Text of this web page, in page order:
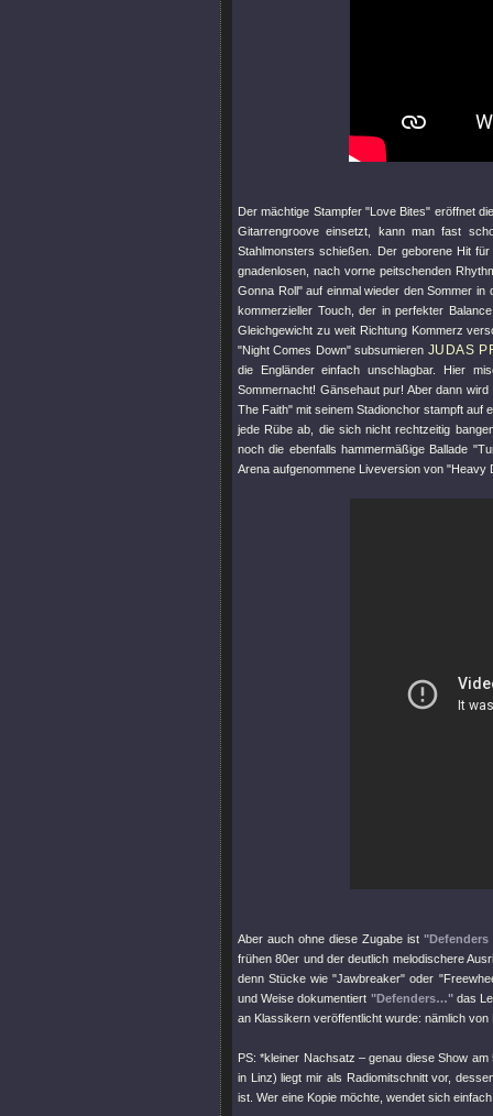
Der mächtige Stampfer "Love Bites" eröffnet
Gitarrengroove einsetzt, kann man fast
Stahlmonsters schießen. Der geborene Hit
gnadenlosen, nach vorne peitschenden
Gonna Roll"auf einmal wieder den Sommer in
kommerzieller Touch, der in perfekter
Gleichgewicht zu weit Richtung Kommerz
"Night Comes Down"subsumieren JUDAS
die Engländer einfach unschlagbar. Hier
Sommernacht! Gänsehaut pur! Aber dann
The Faith" mit seinem Stadionchor stampft auf
jede Rübe ab, die sich nicht rechtzeitig
noch die ebenfalls hammermäßige Ballade
Arena aufgenommene Liveversion von "Heavy
Aber auch ohne diese Zugabe ist
frühen 80er und der deutlich melodischere
denn Stücke wie"Jawbreaker" oder
und Weise dokumentiert "Defenders…"das
an Klassikern veröffentlicht wurde: nämlich
PS: *kleiner Nachsatz – genau diese Show
in Linz) liegt mir als Radiomitschnitt vor,
ist. Wer eine Kopie möchte, wendet sich